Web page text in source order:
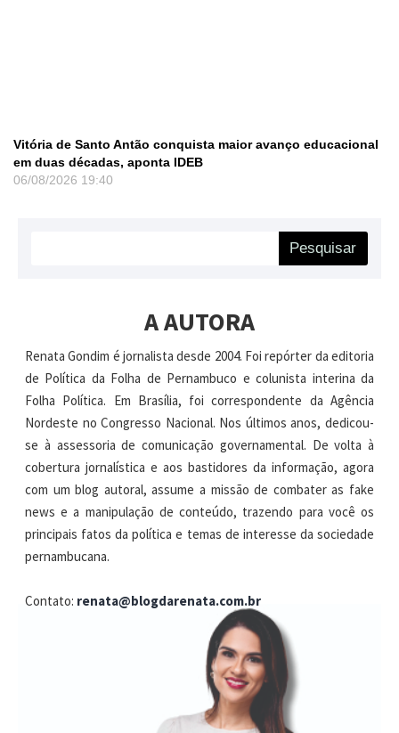
Vitória de Santo Antão conquista maior avanço educacional
em duas décadas, aponta IDEB
06/08/2026 19:40
Pesquisar
A AUTORA
Renata Gondim é jornalista desde 2004. Foi repórter da editoria
de Política da Folha de Pernambuco e colunista interina da
Folha Política. Em Brasília, foi correspondente da Agência
Nordeste no Congresso Nacional. Nos últimos anos, dedicou-
se à assessoria de comunicação governamental. De volta à
cobertura jornalística e aos bastidores da informação, agora
com um blog autoral, assume a missão de combater as fake
news e a manipulação de conteúdo, trazendo para você os
principais fatos da política e temas de interesse da sociedade
pernambucana.
Contato: renata@blogdarenata.com.br